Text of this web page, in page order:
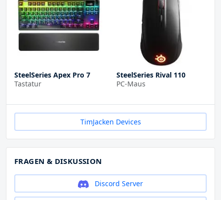
SteelSeries Apex Pro 7
Tastatur
SteelSeries Rival 110
PC-Maus
TimJacken Devices
FRAGEN & DISKUSSION
Discord Server